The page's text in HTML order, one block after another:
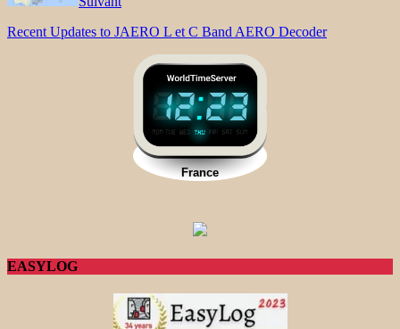
Recent Updates to JAERO L et C Band AERO Decoder
EASYLOG